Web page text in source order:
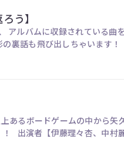
う】
ルバムに収録されている曲
者【和田まあや、新内眞衣、北野日奈子、山下
あるボードゲームの中から
人気のゲームで…？ 千両アクターでは柴田のバイトに一同爆